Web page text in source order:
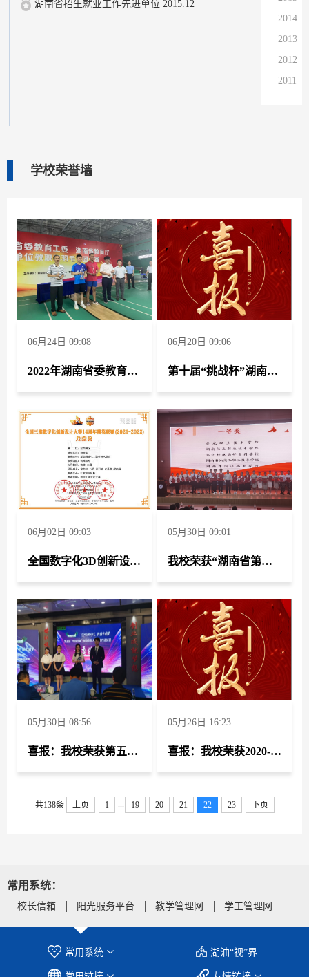
湖南省招生就业工作先进单位 2015.12
2014
2013
2012
2011
2004
学校荣誉墙
06月24日 09:08
2022年湖南省委教育工委省教育厅直属单位教职工羽毛球团体赛
06月20日 09:06
第十届“挑战杯”湖南省大学生创业计划竞赛4个参赛项目均收获铜奖
06月02日 09:03
全国数字化3D创新设计大赛14周年精英联赛（2021-2022）湖南赛区
05月30日 09:01
我校荣获“湖南省第八届大学生学习贯彻习近平新时代中国特色社会主义思想暨思想政治理论课研究性学习成果展示竞赛”一等奖、三等奖
05月30日 08:56
喜报：我校荣获第五届“中国创翼”创业创新大赛第二名
05月26日 16:23
​喜报：我校荣获2020-2021年度全国化工行业技能人才评价先进单位
共138条 上页 1 ... 19 20 21 22 23 下页
常用系统：
校长信箱 阳光服务平台 教学管理网 学工管理网
湖油“视”界
常用系统